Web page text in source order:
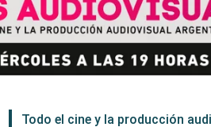
Todo el cine y la producción